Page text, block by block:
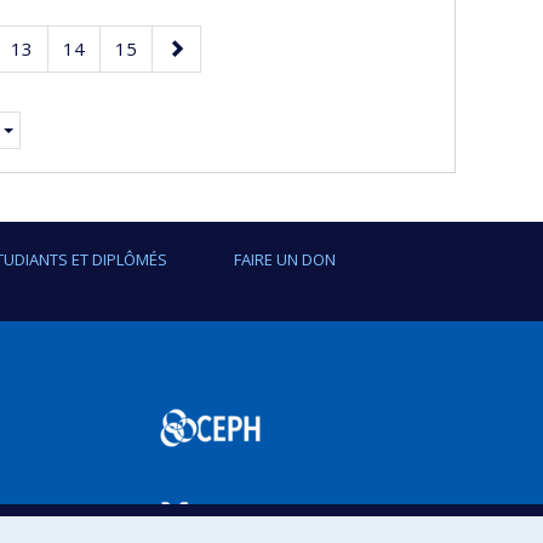
Page
13 Page
14 Page
15
Page
suivante
ET DIPLÔMÉS FAIRE UN DON